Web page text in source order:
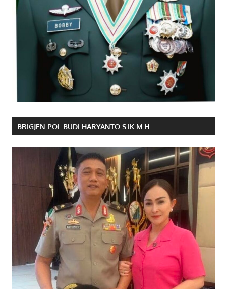
BRIGJEN POL BUDI HARYANTO S.IK M.H